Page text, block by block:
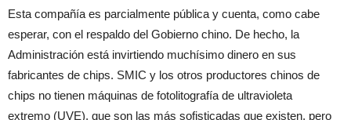
Esta compañía es parcialmente pública y cuenta, como cabe
esperar, con el respaldo del Gobierno chino. De hecho, la
Administración está invirtiendo muchísimo dinero en sus
fabricantes de chips. SMIC y los otros productores chinos de
chips no tienen máquinas de fotolitografía de ultravioleta
extremo (UVE), que son las más sofisticadas que existen, pero